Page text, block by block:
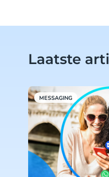
Laatste
MESSAGING